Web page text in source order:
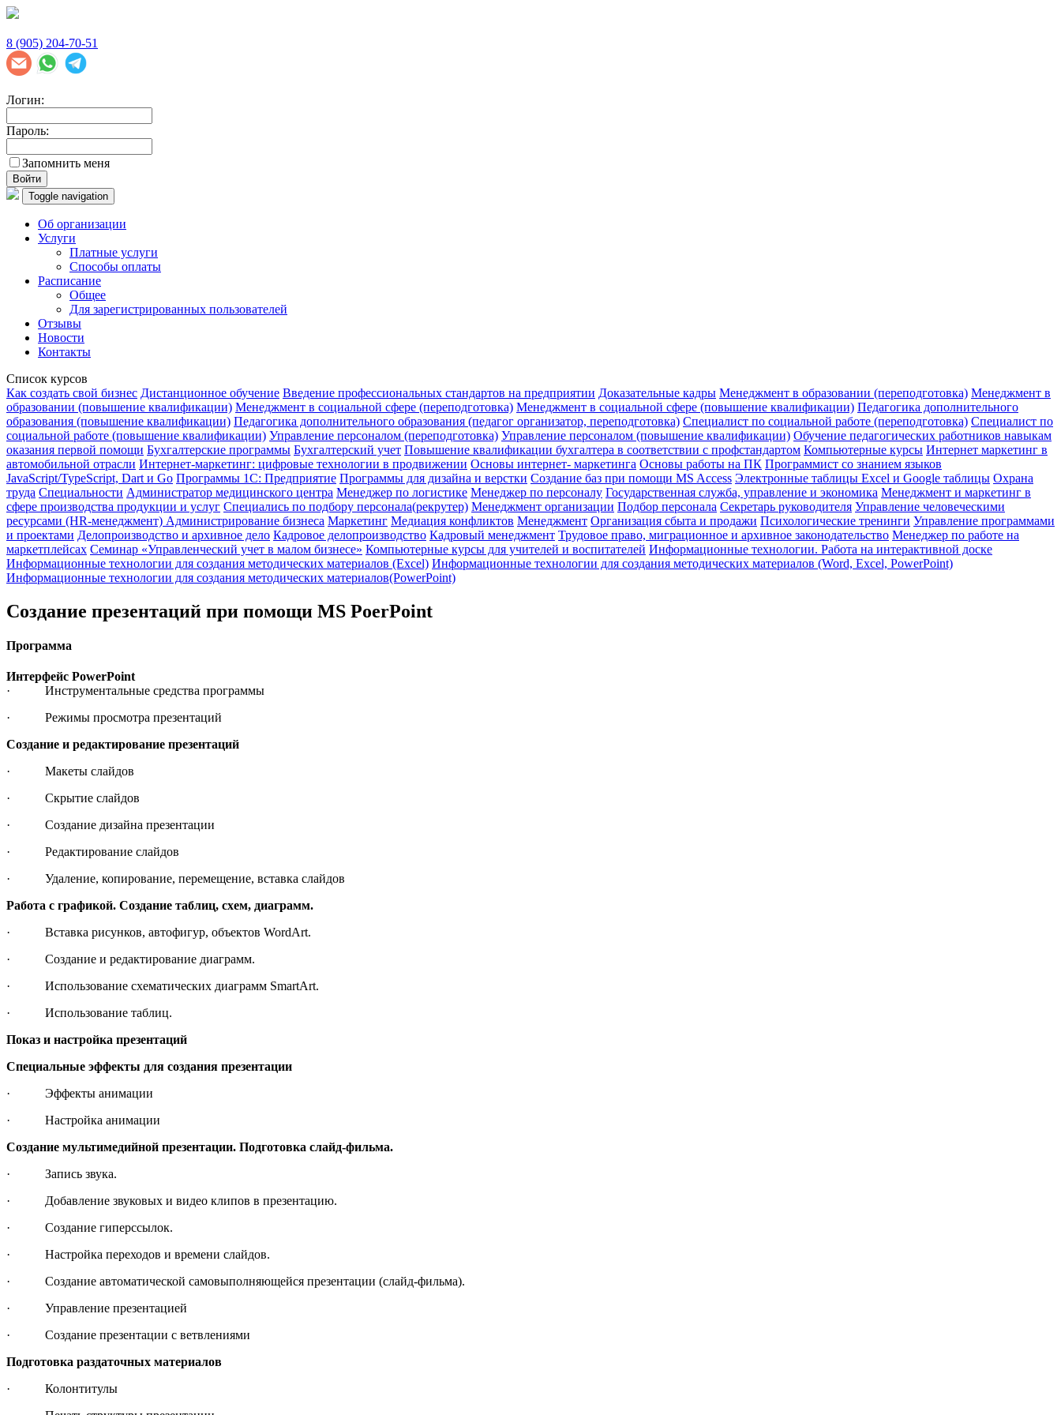
8 (905) 204-70-51
Логин:
Пароль:
Запомнить меня
Войти
Toggle navigation
Об организации
Услуги
Платные услуги
Способы оплаты
Расписание
Общее
Для зарегистрированных пользователей
Отзывы
Новости
Контакты
Список курсов
Как создать свой бизнес Дистанционное обучение Введение профессиональных стандартов на предприятии Доказательные кадры Менеджмент в образовании (переподготовка) Менеджмент в
образовании (повышение квалификации) Менеджмент в социальной сфере (переподготовка) Менеджмент в социальной сфере (повышение квалификации) Педагогика дополнительного
образования (повышение квалификации) Педагогика дополнительного образования (педагог организатор, переподготовка) Специалист по социальной работе (переподготовка) Специалист по
социальной работе (повышение квалификации) Управление персоналом (переподготовка) Управление персоналом (повышение квалификации) Обучение педагогических работников навыкам
оказания первой помощи Бухгалтерские программы Бухгалтерский учет Повышение квалификации бухгалтера в соответствии с профстандартом Компьютерные курсы Интернет маркетинг в
автомобильной отрасли Интернет-маркетинг: цифровые технологии в продвижении Основы интернет- маркетинга Основы работы на ПК Программист со знанием языков
JavaScript/TypeScript, Dart и Go Программы 1С: Предприятие Программы для дизайна и верстки Создание баз при помощи MS Access Электронные таблицы Excel и Google таблицы Охрана
труда Специальности Администратор медицинского центра Менеджер по логистике Менеджер по персоналу Государственная служба, управление и экономика Менеджмент и маркетинг в
сфере производства продукции и услуг Специались по подбору персонала(рекрутер) Менеджмент организации Подбор персонала Секретарь руководителя Управление человеческими
ресурсами (HR-менеджмент) Администрирование бизнеса Маркетинг Медиация конфликтов Менеджмент Организация сбыта и продажи Психологические тренинги Управление программами
и проектами Делопроизводство и архивное дело Кадровое делопроизводство Кадровый менеджмент Трудовое право, миграционное и архивное законодательство Менеджер по работе на
маркетплейсах Семинар «Управленческий учет в малом бизнесе» Компьютерные курсы для учителей и воспитателей Информационные технологии. Работа на интерактивной доске
Информационные технологии для создания методических материалов (Excel) Информационные технологии для создания методических материалов (Word, Excel, PowerPoint)
Информационные технологии для создания методических материалов(PowerPoint)
Создание презентаций при помощи MS PoerPoint
Программа
Интерфейс PowerPoint
· Инструментальные средства программы
· Режимы просмотра презентаций
Создание и редактирование презентаций
· Макеты слайдов
· Скрытие слайдов
· Создание дизайна презентации
· Редактирование слайдов
· Удаление, копирование, перемещение, вставка слайдов
Работа с графикой. Создание таблиц, схем, диаграмм.
· Вставка рисунков, автофигур, объектов WordArt.
· Создание и редактирование диаграмм.
· Использование схематических диаграмм SmartArt.
· Использование таблиц.
Показ и настройка презентаций
Специальные эффекты для создания презентации
· Эффекты анимации
· Настройка анимации
Создание мультимедийной презентации. Подготовка слайд-фильма.
· Запись звука.
· Добавление звуковых и видео клипов в презентацию.
· Создание гиперссылок.
· Настройка переходов и времени слайдов.
· Создание автоматической самовыполняющейся презентации (слайд-фильма).
· Управление презентацией
· Создание презентации с ветвлениями
Подготовка раздаточных материалов
· Колонтитулы